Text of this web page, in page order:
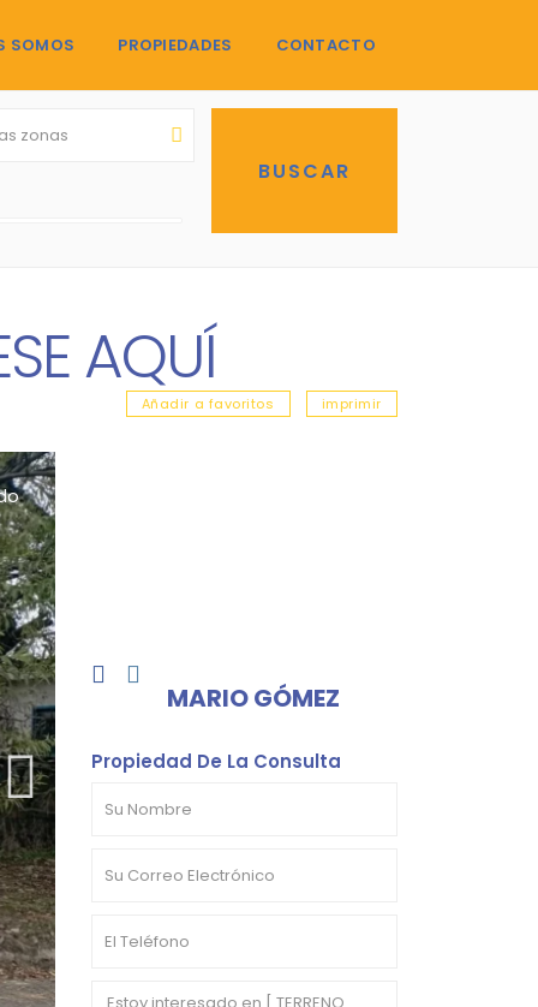
SOMOS PROPIEDADES CONTACTO
zonas
AQUÍ
Añadir a favoritos imprimir
MARIO GÓMEZ
Propiedad De La Consulta